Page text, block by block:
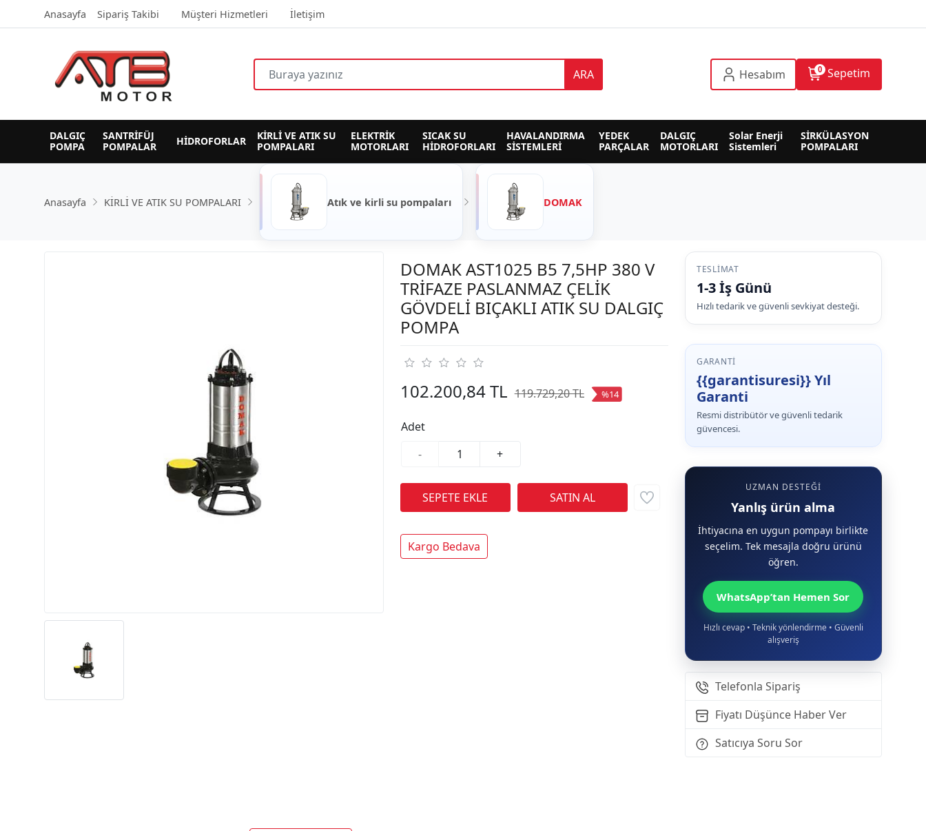
Anasayfa Sipariş Takibi Müşteri Hizmetleri İletişim
ARA Hesabım 0 Sepetim
DALGIÇ
POMPA
SANTRİFÜJ
POMPALAR
HİDROFORLAR
KİRLİ VE ATIK SU
POMPALARI
ELEKTRİK
MOTORLARI
SICAK SU
HİDROFORLARI
HAVALANDIRMA
SİSTEMLERİ
YEDEK
PARÇALAR
DALGIÇ
MOTORLARI
Solar Enerji
Sistemleri
SİRKÜLASYON
POMPALARI
Anasayfa KİRLİ VE ATIK SU POMPALARI Atık ve kirli su pompaları DOMAK
DOMAK AST1025 B5 7,5HP 380 V
TRİFAZE PASLANMAZ ÇELİK
GÖVDELİ BIÇAKLI ATIK SU DALGIÇ
POMPA
102.200,84 TL 119.729,20 TL %14
Adet
-
+
Kargo Bedava
TESLIMAT
1-3 İş Günü
Hızlı tedarik ve güvenli sevkiyat desteği.
GARANTI
{{garantisuresi}} Yıl
Garanti
Resmi distribütör ve güvenli tedarik
güvencesi.
UZMAN DESTEĞI
Yanlış ürün alma
İhtiyacına en uygun pompayı birlikte
seçelim. Tek mesajla doğru ürünü
öğren.
WhatsApp’tan Hemen Sor
Hızlı cevap • Teknik yönlendirme • Güvenli
alışveriş
Telefonla Sipariş
Fiyatı Düşünce Haber Ver
Satıcıya Soru Sor